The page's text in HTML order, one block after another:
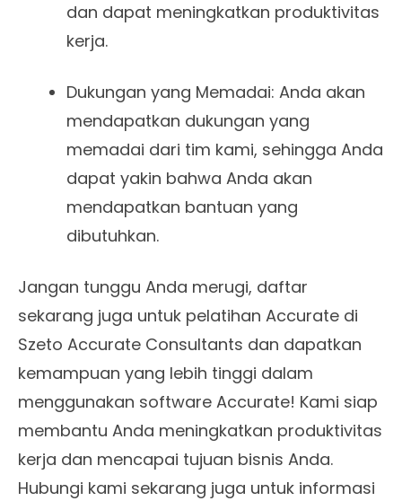
dan dapat meningkatkan produktivitas
kerja.
Dukungan yang Memadai: Anda akan
mendapatkan dukungan yang
memadai dari tim kami, sehingga Anda
dapat yakin bahwa Anda akan
mendapatkan bantuan yang
dibutuhkan.
Jangan tunggu Anda merugi, daftar
sekarang juga untuk pelatihan Accurate di
Szeto Accurate Consultants dan dapatkan
kemampuan yang lebih tinggi dalam
menggunakan software Accurate! Kami siap
membantu Anda meningkatkan produktivitas
kerja dan mencapai tujuan bisnis Anda.
Hubungi kami sekarang juga untuk informasi